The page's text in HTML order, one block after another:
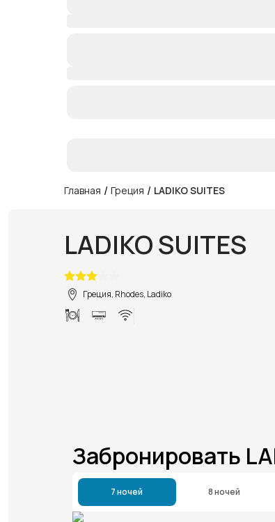
Главная / Греция / LADIKO SUITES
LADIKO SUITES
Греция, Rhodes, Ladiko
Забронировать
7 ночей 8 ночей